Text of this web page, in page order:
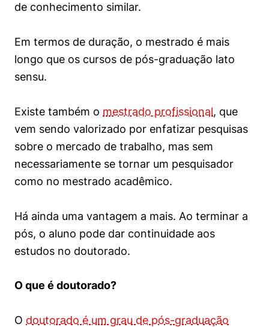
de conhecimento similar.
Em termos de duração, o mestrado é mais
longo que os cursos de pós-graduação lato
sensu.
Existe também o mestrado profissional, que
vem sendo valorizado por enfatizar pesquisas
sobre o mercado de trabalho, mas sem
necessariamente se tornar um pesquisador
como no mestrado acadêmico.
Há ainda uma vantagem a mais. Ao terminar a
pós, o aluno pode dar continuidade aos
estudos no doutorado.
O que é doutorado?
O doutorado é um grau de pós-graduação
Cookies de preferências de usuário